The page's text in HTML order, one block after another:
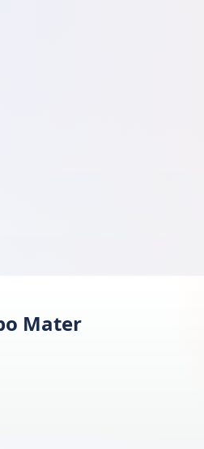
Mater